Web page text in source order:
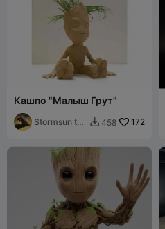
Кашпо "Малыш Грут"
Stormsun the
 458 172